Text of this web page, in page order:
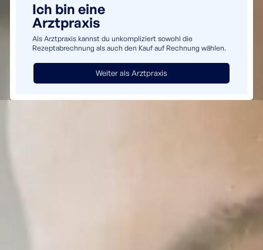
Ich bin eine
Arztpraxis
Als Arztpraxis kannst du unkompliziert sowohl die
Rezeptabrechnung als auch den Kauf auf Rechnung wählen.
Weiter als Arztpraxis